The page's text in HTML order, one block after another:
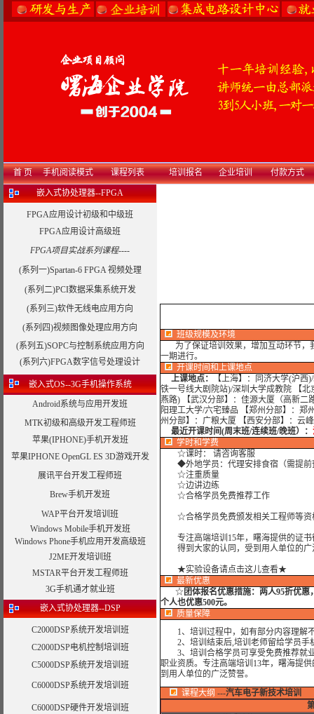
首 页 手机阅读模式 课程列表 培训报名 企业培训 付款方式
嵌入式协处理器--FPGA
FPGA应用设计初级和中级班
FPGA应用设计高级班
FPGA项目实战系列课程----
(系列一)Spartan-6 FPGA 视频处理
(系列二)PCI数据采集系统开发
(系列三)软件无线电应用方向
(系列四)视频图像处理应用方向
(系列五)SOPC与控制系统应用方向
(系列六)FPGA数字信号处理设计
嵌入式OS--3G手机操作系统
Android系统与应用开发班
MTK初级和高级开发工程师班
苹果(IPHONE)手机开发班
苹果IPHONE OpenGL ES 3D游戏开发
展讯平台开发工程师班
Brew手机开发班
WAP平台开发培训班
Windows Mobile手机开发班
Windows Phone手机应用开发高级班
J2ME开发培训班
MSTAR平台开发工程师班
3G手机通才就业班
嵌入式协处理器--DSP
C2000DSP系统开发培训班
C2000DSP电机控制培训班
C5000DSP系统开发培训班
C6000DSP系统开发培训班
C6000DSP硬件开发培训班
班级规模及环境
为了保证培训效果，增加互动环节，
一期进行。
开课时间和上课地点
上课地点：
【上海】：同济大学(沪
铁一号线大剧院站)/深圳大学成教院 【
燕路) 【武汉分部】：佳源大厦（高新二
阳理工大学/六宅臻品 【郑州分部】：郑
州分部】：广粮大厦 【西安分部】：云
最近开课时间(周末班/连续班/晚班）：
学时和学费
☆课时： 请咨询客服
◆外地学员：代理安排食宿（需提前
☆注重质量
☆边讲边练
☆合格学员免费推荐工作
☆合格学员免费颁发相关工程师等资
专注高端培训15年，曙海提供的证书
得到大家的认同，受到用人单位的广
★实验设备请点击这儿查看★
最新优惠
☆ 团体报名优惠措施： 两人95折优惠
个人也优惠500元。
质量保障
1、培训过程中，如有部分内容理解
2、培训结束后,培训老师留给学员手
3、培训合格学员可享受免费推荐就
职业资质。专注高端培训13年，曙海提
到用人单位的广泛赞誉。
课程大纲 ---汽车电子新技术培训